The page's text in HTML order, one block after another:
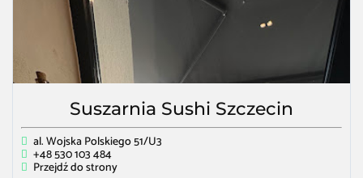
Suszarnia Sushi Szczecin
al. Wojska Polskiego 51/U3
+48 530 103 484
Przejdź do strony